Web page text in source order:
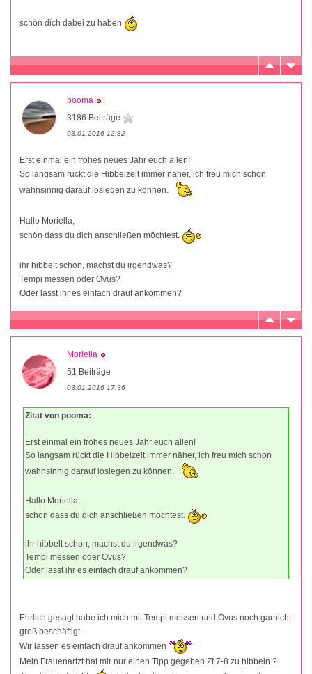
schön dich dabei zu haben
pooma
3186 Beiträge
03.01.2016 12:32
Erst einmal ein frohes neues Jahr euch allen!
So langsam rückt die Hibbelzeit immer näher, ich freu mich schon
wahnsinnig darauf loslegen zu können.
Hallo Moriella,
schön dass du dich anschließen möchtest.
ihr hibbelt schon, machst du irgendwas?
Tempi messen oder Ovus?
Oder lasst ihr es einfach drauf ankommen?
Moriella
51 Beiträge
03.01.2016 17:36
Zitat von pooma:
Erst einmal ein frohes neues Jahr euch allen!
So langsam rückt die Hibbelzeit immer näher, ich freu mich schon
wahnsinnig darauf loslegen zu können.
Hallo Moriella,
schön dass du dich anschließen möchtest.
ihr hibbelt schon, machst du irgendwas?
Tempi messen oder Ovus?
Oder lasst ihr es einfach drauf ankommen?
Ehrlich gesagt habe ich mich mit Tempi messen und Ovus noch garnicht
groß beschäftigt .
Wir lassen es einfach drauf ankommen
Mein Frauenartzt hat mir nur einen Tipp gegeben Zt 7-8 zu hibbeln ?